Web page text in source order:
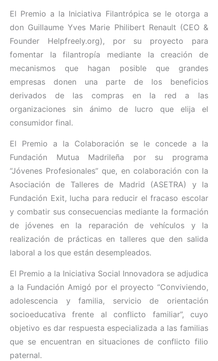
El Premio a la Iniciativa Filantrópica se le otorga a
don Guillaume Yves Marie Philibert Renault (CEO &
Founder Helpfreely.org), por su proyecto para
fomentar la filantropía mediante la creación de
mecanismos que hagan posible que grandes
empresas donen una parte de los beneficios
derivados de las compras en la red a las
organizaciones sin ánimo de lucro que elija el
consumidor final.
El Premio a la Colaboración se le concede a la
Fundación Mutua Madrileña por su programa
“Jóvenes Profesionales” que, en colaboración con la
Asociación de Talleres de Madrid (ASETRA) y la
Fundación Exit, lucha para reducir el fracaso escolar
y combatir sus consecuencias mediante la formación
de jóvenes en la reparación de vehículos y la
realización de prácticas en talleres que den salida
laboral a los que están desempleados.
El Premio a la Iniciativa Social Innovadora se adjudica
a la Fundación Amigó por el proyecto “Conviviendo,
adolescencia y familia, servicio de orientación
socioeducativa frente al conflicto familiar”, cuyo
objetivo es dar respuesta especializada a las familias
que se encuentran en situaciones de conflicto filio
paternal.